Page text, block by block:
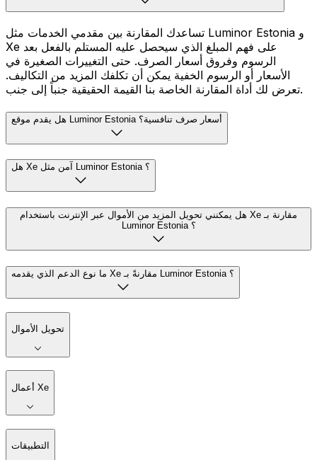
تساعدك المقارنة بين مقدمي الخدمات مثل Luminor Estonia و
Xe على فهم المبلغ الذي سيحصل عليه المستلم بالفعل بعد
الرسوم وفروق أسعار الصرف. حتى التغييرات الصغيرة في
الأسعار أو الرسوم الخفية يمكن أن تكلفك المزيد من التكاليف.
تعرض لك أداة المقارنة الخاصة بنا القيمة الحقيقية جنباً إلى جنب.
هل يقدم موقع Luminor Estonia أسعار صرف تنافسية؟
هل Xe آمن مثل Luminor Estonia ؟
هل يمكنني تحويل المزيد من الأموال عبر الإنترنت باستخدام Xe مقارنة بـ
Luminor Estonia ؟
ما نوع الدعم الذي يقدمه Xe مقارنةً بـ Luminor Estonia ؟
تحويل الأموال
أعمال Xe
التطبيقات